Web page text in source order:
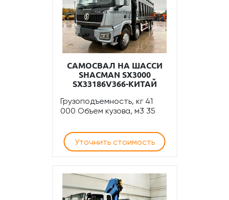
САМОСВАЛ НА ШАССИ
SHACMAN SХ3000
SX33186V366-КИТАЙ
Грузоподъемность, кг 41
000 Объем кузова, м3 35
Уточнить стоимость